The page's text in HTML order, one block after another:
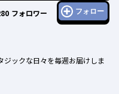
フォロワー フォロー
ジックな日々を毎週お届けしま